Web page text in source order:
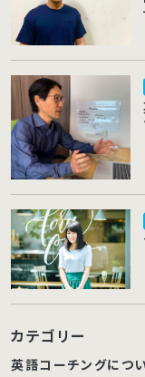
カテゴリー
英語コーチングにつ